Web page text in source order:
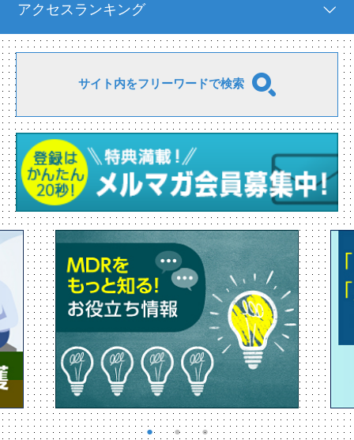
アクセスランキング
サイト内をフリーワードで検索